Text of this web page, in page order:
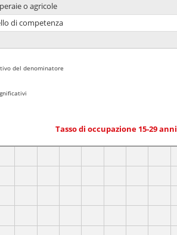
o agricole
di competenza
del denominatore
Tasso di occupazione 15-29 anni